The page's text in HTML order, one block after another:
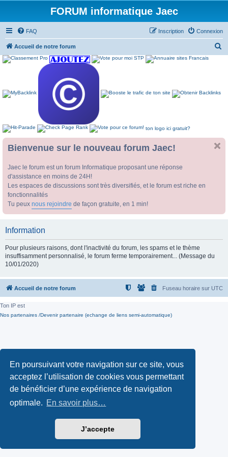
En poursuivant votre navigation sur ce site, vous
acceptez l’utilisation de cookies vous permettant
de bénéficier d’une expérience de navigation
optimale. En savoir plus…
J’accepte
FORUM informatique Jaec
FAQ Connexion
Inscription
Accueil de notre forum
ton logo ici gratuit?
Bienvenue sur le nouveau forum Jaec!
Jaec le forum est un forum Informatique proposant une réponse
d'assistance en moins de 24H!
Les espaces de discussions sont très diversifiés, et le forum est riche en
fonctionnalités
Tu peux nous rejoindre de façon gratuite, en 1 min!
Information
Pour plusieurs raisons, dont l'inactivité du forum, les spams et le thème
insuffisamment personnalisé, le forum ferme temporairement... (Message du
10/01/2020)
Accueil de notre forum Fuseau horaire sur UTC
Ton IP est
Nos partenaires /Devenir partenaire (echange de liens semi-automatique)